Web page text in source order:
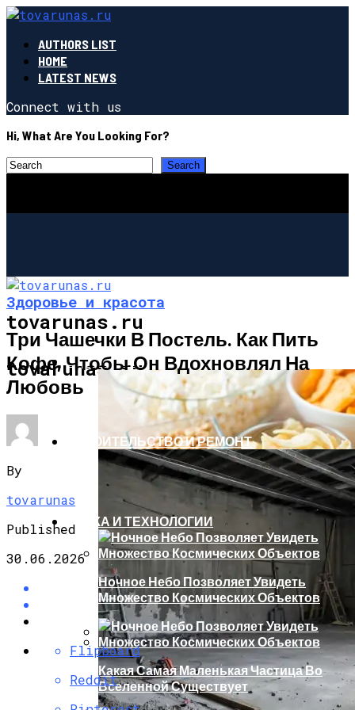
AUTHORS LIST
HOME
LATEST NEWS
Connect with us
Hi, What Are You Looking For?
tovarunas.ru
tovarunas.ru
ЗДОРОВЬЕ И КРАСОТА
32 Убийственные Причины. Ученые
Доказали: Фастфуд И Чипсы Вреднее
Табака
СТРОИТЕЛЬСТВО И РЕМОНТ
НАУКА И ТЕХНОЛОГИИ
Ночное Небо Позволяет Увидеть
Множество Космических Объектов
Какая Самая Маленькая Частица Во
Вселенной Существует
Здоровье и красота
Три Чашечки В Постель. Как Пить
Кофе, Чтобы Он Вдохновлял На
Любовь
By
tovarunas
Published
30.06.2026
Flipboard
Reddit